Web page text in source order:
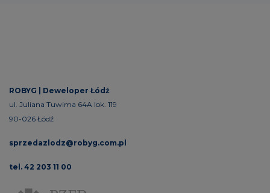
ROBYG | Deweloper Łódź
ul. Juliana Tuwima 64A lok. 119
90-026 Łódź
sprzedazlodz@robyg.com.pl
tel. 42 203 11 00